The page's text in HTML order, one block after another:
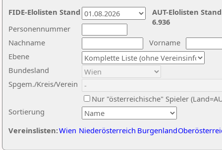
Nachname
Vorname
Ebene
Sortierung
Personennummer
Bundesland
Spgem./Kreis/Verein
Nur "österreichische" Spieler
Vereinslisten:Wien Niederösterreich Burgenland
AUT-Elolisten
6.936
FIDE-Elolisten Stand